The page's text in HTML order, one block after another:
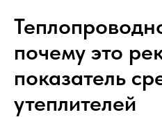
почему это
показатель
утеплителей